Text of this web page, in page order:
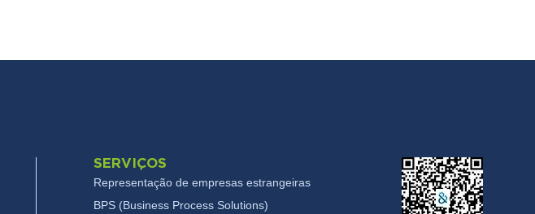
SERVIÇOS
Representação de empresas estrangeiras
BPS (Business Process Solutions)